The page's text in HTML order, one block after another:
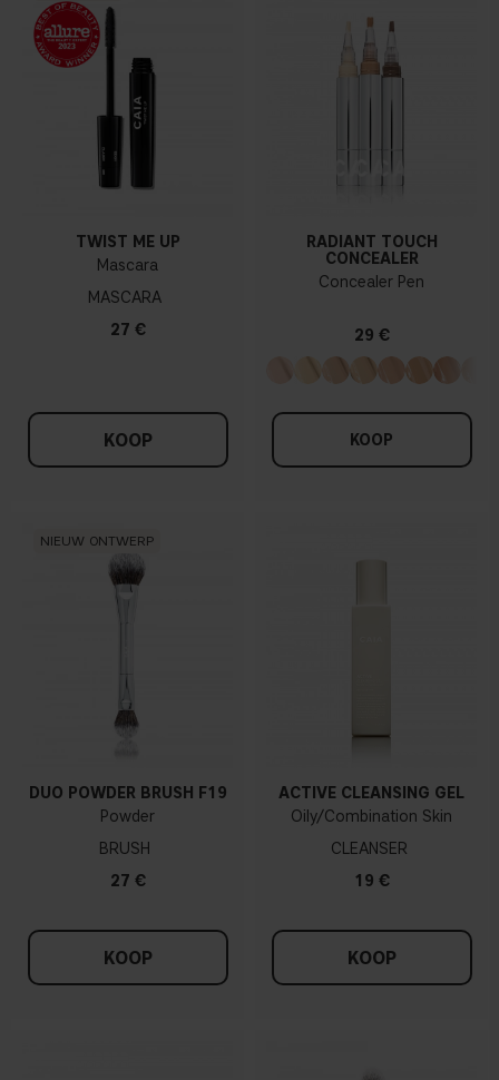
TWIST ME UP
Mascara
MASCARA
27 €
KOOP
RADIANT TOUCH
CONCEALER
Concealer Pen
29 €
KOOP
NIEUW ONTWERP
DUO POWDER BRUSH F19
Powder
BRUSH
27 €
KOOP
ACTIVE CLEANSING GEL
Oily/Combination Skin
CLEANSER
19 €
KOOP